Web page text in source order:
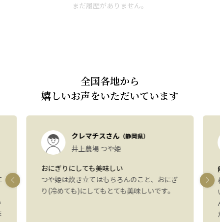
まだ履歴がありません。
全国各地から
嬉しいお声をいただいています
クレマチスさん（静岡県）
井上農場 つや姫
おにぎりにしても美味しい
つや姫は炊き立てはもちろんのこと、おにぎ
り(冷めても)にしてもとても美味しいです。